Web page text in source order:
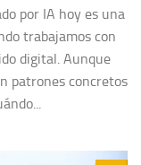
por IA hoy es una
trabajamos con
digital. Aunque
patrones concretos